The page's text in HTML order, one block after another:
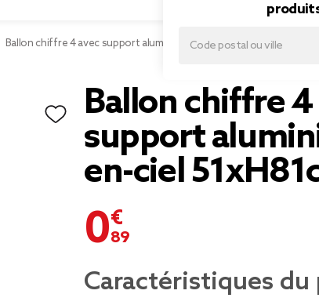
Ballon chiffre 4 avec support aluminium arc-en-ciel 51xH81cm
Ballon chiffre 4
support
en-ciel
0,89 €
Caractéristiques